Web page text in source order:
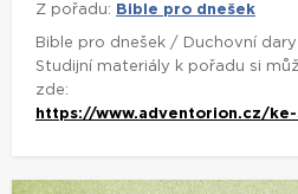
Z pořadu: Bible pro dnešek
Bible pro dnešek / Duchovní
Studijní materiály k pořadu si
zde:
https://www.adventorion.cz/